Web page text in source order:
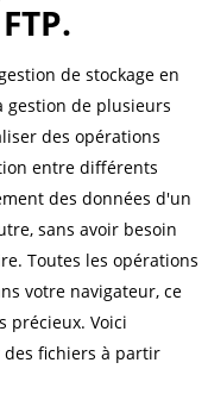
de stockage en
gestion de plusieurs
des opérations
entre différents
des données d'un
sans avoir besoin
Toutes les opérations
votre navigateur, ce
précieux. Voici
fichiers à partir